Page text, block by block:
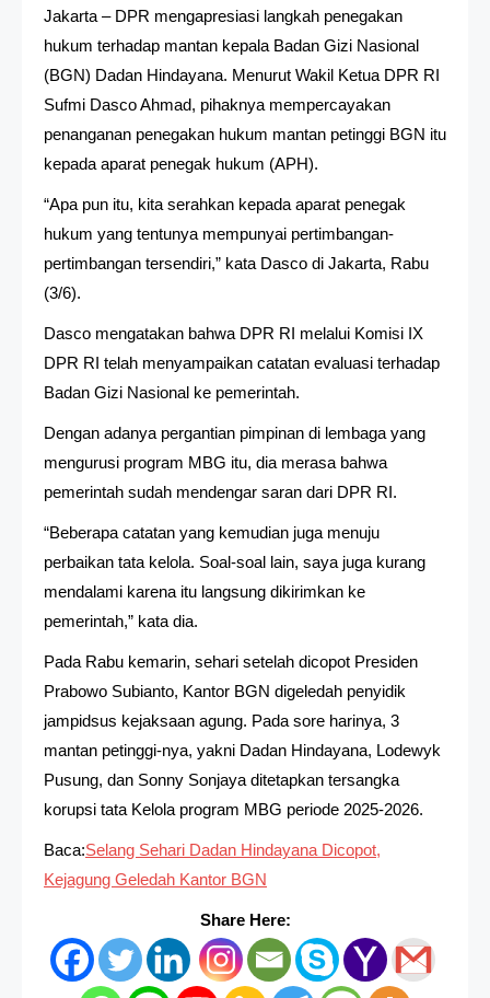
Jakarta – DPR mengapresiasi langkah penegakan
hukum terhadap mantan kepala Badan Gizi Nasional
(BGN) Dadan Hindayana. Menurut Wakil Ketua DPR RI
Sufmi Dasco Ahmad, pihaknya mempercayakan
penanganan penegakan hukum mantan petinggi BGN itu
kepada aparat penegak hukum (APH).
“Apa pun itu, kita serahkan kepada aparat penegak
hukum yang tentunya mempunyai pertimbangan-
pertimbangan tersendiri,” kata Dasco di Jakarta, Rabu
(3/6).
Dasco mengatakan bahwa DPR RI melalui Komisi IX
DPR RI telah menyampaikan catatan evaluasi terhadap
Badan Gizi Nasional ke pemerintah.
Dengan adanya pergantian pimpinan di lembaga yang
mengurusi program MBG itu, dia merasa bahwa
pemerintah sudah mendengar saran dari DPR RI.
“Beberapa catatan yang kemudian juga menuju
perbaikan tata kelola. Soal-soal lain, saya juga kurang
mendalami karena itu langsung dikirimkan ke
pemerintah,” kata dia.
Pada Rabu kemarin, sehari setelah dicopot Presiden
Prabowo Subianto, Kantor BGN digeledah penyidik
jampidsus kejaksaan agung. Pada sore harinya, 3
mantan petinggi-nya, yakni Dadan Hindayana, Lodewyk
Pusung, dan Sonny Sonjaya ditetapkan tersangka
korupsi tata Kelola program MBG periode 2025-2026.
Baca:Selang Sehari Dadan Hindayana Dicopot,
Kejagung Geledah Kantor BGN
Share Here: